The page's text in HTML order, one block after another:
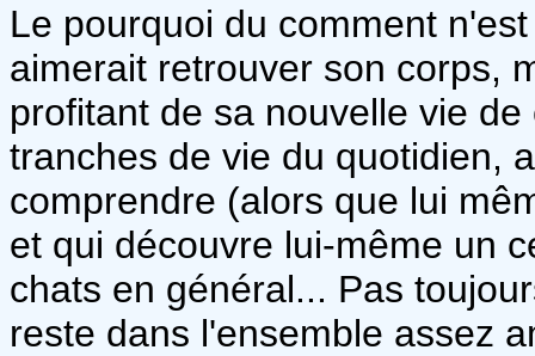
Le pourquoi du comment
aimerait retrouver son corps,
profitant de sa nouvelle vie
tranches de vie du quotidien,
comprendre (alors que lui
et qui découvre lui-même un
chats en général... Pas
reste dans l'ensemble assez